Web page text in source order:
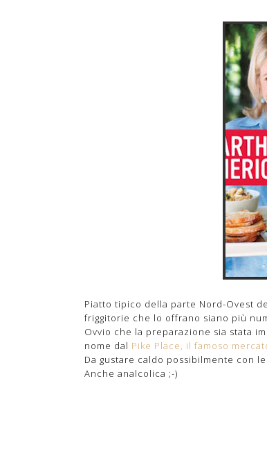
Piatto tipico della parte Nord-Ovest
friggitorie che lo offrano siano più
Ovvio che la preparazione sia stata
nome dal Pike Place, il famoso
Da gustare caldo possibilmente con
Anche analcolica ;-)